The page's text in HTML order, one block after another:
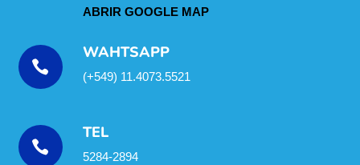
ABRIR GOOGLE MAP

WAHTSAPP
(+549) 11.4073.5521

TEL
5284-2894